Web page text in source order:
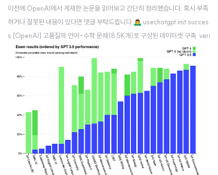
이전에 OpenAI에서 게재한 논문을 읽어보고 간단히 정리했습니다. 혹시 부족
하거나 잘못된 내용이 있다면 댓글 부탁드립니다 🙇‍♂️ usechatgpt init succes
s [OpenAI] 고품질의 언어-수학 문제(8.5K개)로 구성된 데이터셋 구축. veri
fier를 학습시켜서 모델의 문제 풀이 능력을 향상 시킴. 배경 2021년 당시에도
LLM(Large Language Model)들의 능력에 대해 많은 관심이 있었는데, 이
모델들의 한계 중 대표적으로 꼽히는 것이 수학 문제 풀이 능력이었습니다. 정
확히는 multi-step mathematical reasoning인데요, 다른 분야에서 뛰어난
퍼포먼스를 보여준 것과 달리 이 태스크에 대해서는 문제를 굉장히 쉽게 준다고
하더라도 잘 맞히지 못했죠. ..